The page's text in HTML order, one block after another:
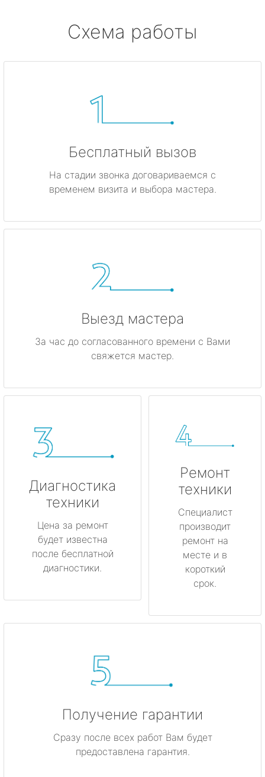
Схема работы
Бесплатный вызов
На стадии звонка договариваемся с
временем визита и выбора мастера.
Выезд мастера
За час до согласованного времени с Вами
свяжется мастер.
Диагностика
техники
Цена за ремонт
будет известна
после бесплатной
диагностики.
Ремонт
техники
Специалист
производит
ремонт на
месте и в
короткий
срок.
Получение гарантии
Сразу после всех работ Вам будет
предоставлена гарантия.